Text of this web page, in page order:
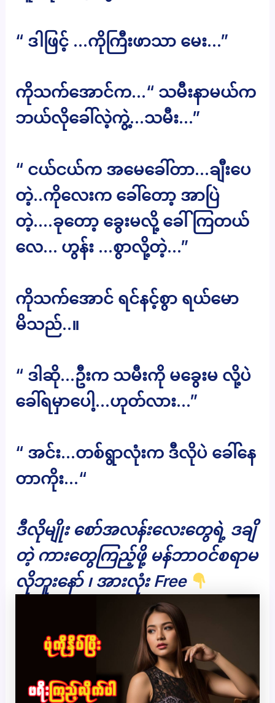
“ ဒါဖြင့် …ကိုကြီးဖာသာ မေး…”
ကိုသက်အောင်က…“ သမီးနာမယ်က
ဘယ်လိုခေါ်လဲ့ကွဲ့…သမီး…”
“ ငယ်ငယ်က အမေခေါ်တာ…ချီးပေ
တဲ့..ကိုလေးက ခေါ်တော့ အာပြဲ
တဲ့….ခုတော့ ခွေးမလို့ ခေါ်ကြတယ်
လေ… ဟွန်း …စွာလို့တဲ့…”
ကိုသက်အောင် ရင်နင့်စွာ ရယ်မော
မိသည်..။
“ ဒါဆို…ဦးက သမီးကို မခွေးမ လို့ပဲ
ခေါ်ရမှာပေါ့…ဟုတ်လား…”
“ အင်း…တစ်ရွာလုံးက ဒီလိုပဲ ခေါ်နေ
တာကိုး…“
ဒီလိုမျိုး စော်အလန်းလေးတွေရဲ့ ဒချိ
တဲ့ ကားတွေကြည့်ဖို့ မန်ဘာဝင်စရာမ
လိုဘူးနော် ၊ အားလုံး Free